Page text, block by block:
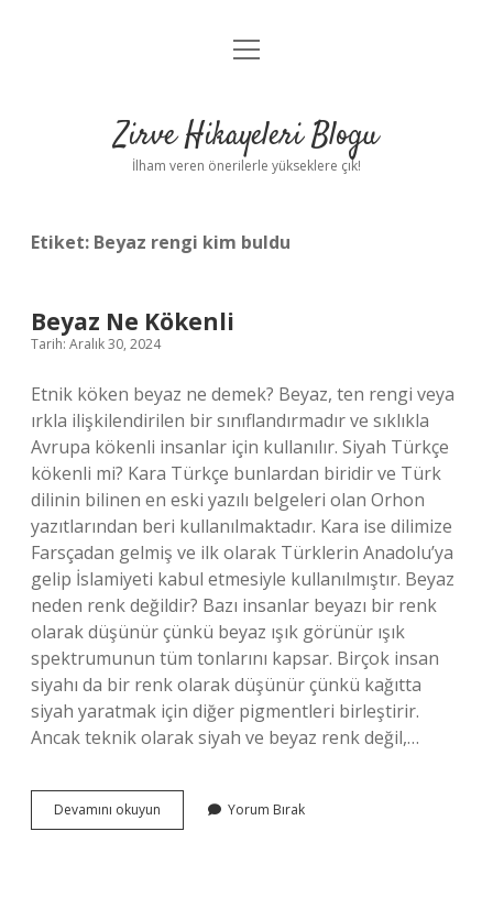
Anasayfa
Yasal Uyarı
menüyü
Zirve Hikayeleri Blogu
İlham veren önerilerle yükseklere çık!
Etiket: Beyaz rengi kim buldu
Beyaz Ne Kökenli
Tarih: Aralık 30, 2024
Etnik köken beyaz ne demek? Beyaz, ten rengi veya
ırkla ilişkilendirilen bir sınıflandırmadır ve sıklıkla
Avrupa kökenli insanlar için kullanılır. Siyah Türkçe
kökenli mi? Kara Türkçe bunlardan biridir ve Türk
dilinin bilinen en eski yazılı belgeleri olan Orhon
yazıtlarından beri kullanılmaktadır. Kara ise dilimize
Farsçadan gelmiş ve ilk olarak Türklerin Anadolu’ya
gelip İslamiyeti kabul etmesiyle kullanılmıştır. Beyaz
neden renk değildir? Bazı insanlar beyazı bir renk
olarak düşünür çünkü beyaz ışık görünür ışık
spektrumunun tüm tonlarını kapsar. Birçok insan
siyahı da bir renk olarak düşünür çünkü kağıtta
siyah yaratmak için diğer pigmentleri birleştirir.
Ancak teknik olarak siyah ve beyaz renk değil,…
Devamını okuyun
Ne
Yorum Bırak